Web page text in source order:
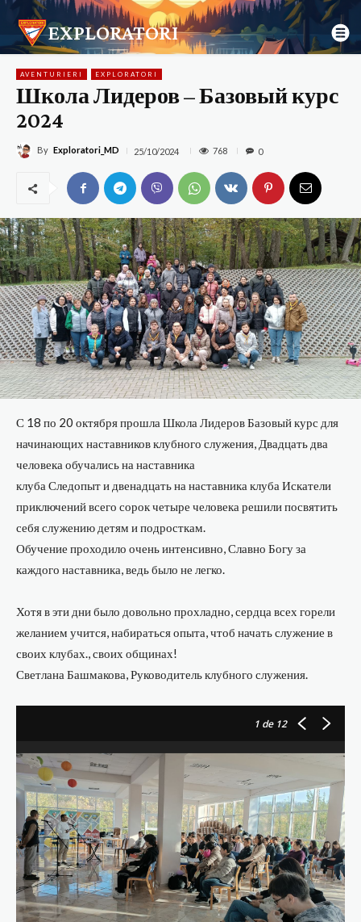
EXPLORATORI
AVENTURIERI EXPLORATORI
Школа Лидеров – Базовый курс
2024
By Exploratori_MD 25/10/2024 768 0
С 18 по 20 октября прошла Школа Лидеров Базовый курс для
начинающих наставников клубного служения, Двадцать два
человека обучались на наставника
клуба Следопыт и двенадцать на наставника клуба Искатели
приключений всего сорок четыре человека решили посвятить
себя служению детям и подросткам.
Обучение проходило очень интенсивно, Славно Богу за
каждого наставника, ведь было не легко.
Хотя в эти дни было довольно прохладно, сердца всех горели
желанием учится, набираться опыта, чтоб начать служение в
своих клубах., своих общинах!
Светлана Башмакова, Руководитель клубного служения.
1 de 12